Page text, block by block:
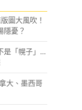
圖大風吹！
隱憂？
是「幌子」...
大、墨西哥